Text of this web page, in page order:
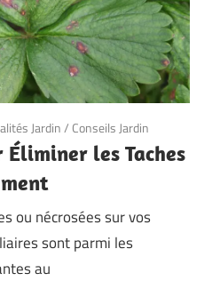
Jardin/ Conseils Jardin
les Taches
ou nécrosées sur vos
sont parmi les
au